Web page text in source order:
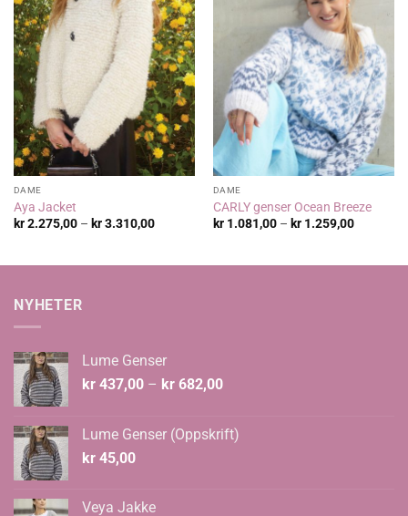
DAME
Aya Jacket
kr2.275,00 – kr3.310,00Prisområde:
DAME
CARLY genser Ocean Breeze
kr1.081,00 – kr1.259,00
NYHETER
Lume Genser
kr 437,00 – kr 682,00Prisområde:
kr 682,00
Lume Genser (Oppskrift)
kr 45,00
Veya Jakke